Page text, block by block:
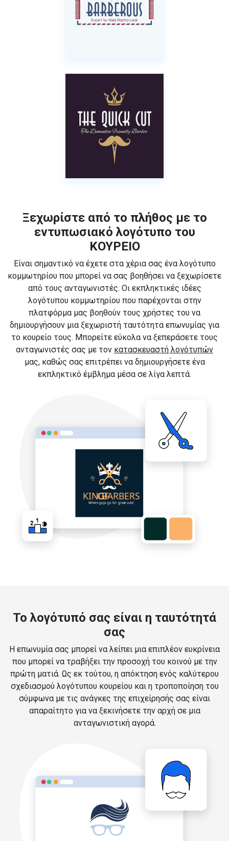
Ξεχωρίστε από το πλήθος με το
εντυπωσιακό λογότυπο του
ΚΟΥΡΕΙΟ
Είναι σημαντικό να έχετε στα χέρια σας ένα λογότυπο
κομμωτηρίου που μπορεί να σας βοηθήσει να ξεχωρίσετε
από τους ανταγωνιστές. Οι εκπληκτικές ιδέες
λογότυπου κομμωτηρίου που παρέχονται στην
πλατφόρμα μας βοηθούν τους χρήστες του να
δημιουργήσουν μια ξεχωριστή ταυτότητα επωνυμίας για
το κουρείο τους. Μπορείτε εύκολα να ξεπεράσετε τους
ανταγωνιστές σας με τον κατασκευαστή λογότυπών
μας, καθώς σας επιτρέπει να δημιουργήσετε ένα
εκπληκτικό έμβλημα μέσα σε λίγα λεπτά.
Το λογότυπό σας είναι η ταυτότητά
σας
Η επωνυμία σας μπορεί να λείπει μια επιπλέον ευκρίνεια
που μπορεί να τραβήξει την προσοχή του κοινού με την
πρώτη ματιά. Ως εκ τούτου, η απόκτηση ενός καλύτερου
σχεδιασμού λογότυπου κουρείου και η τροποποίηση του
σύμφωνα με τις ανάγκες της επιχείρησής σας είναι
απαραίτητο για να ξεκινήσετε την αρχή σε μια
ανταγωνιστική αγορά.